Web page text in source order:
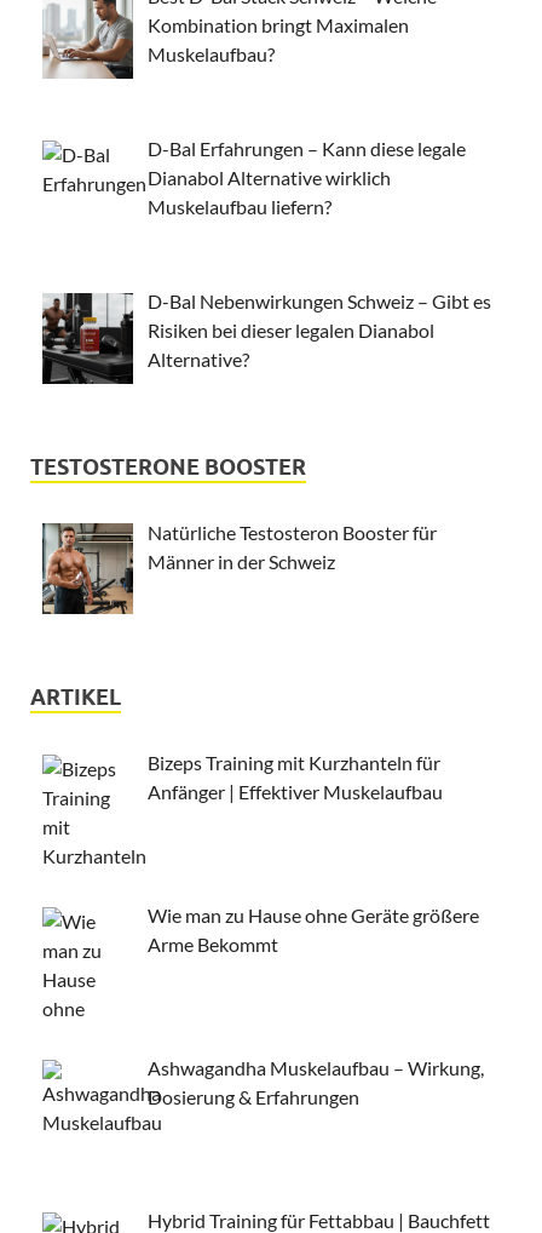
Kombination bringt Maximalen
Muskelaufbau?
D-Bal Erfahrungen – Kann diese legale
Dianabol Alternative wirklich
Muskelaufbau liefern?
D-Bal Nebenwirkungen Schweiz – Gibt es
Risiken bei dieser legalen Dianabol
Alternative?
TESTOSTERONE BOOSTER
Natürliche Testosteron Booster für
Männer in der Schweiz
ARTIKEL
Bizeps Training mit Kurzhanteln für
Anfänger | Effektiver Muskelaufbau
Wie man zu Hause ohne Geräte größere
Arme Bekommt
Ashwagandha Muskelaufbau – Wirkung,
Dosierung & Erfahrungen
Hybrid Training für Fettabbau | Bauchfett